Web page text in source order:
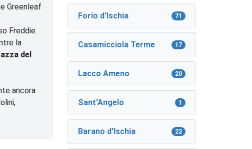
Greenleaf
Freddie
la
del
ancora
Forio d'Ischia 71
Casamicciola Terme 17
Lacco Ameno 20
Sant'Angelo 1
Barano d'Ischia 22